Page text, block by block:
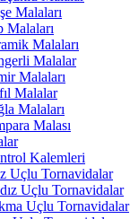
Malaları
Malaları
Malaları
Malalar
Malaları
Malalar
Malaları
Malası
Kalemleri
Uçlu Tornavidalar
Uçlu Tornavidalar
Uçlu Tornavidalar